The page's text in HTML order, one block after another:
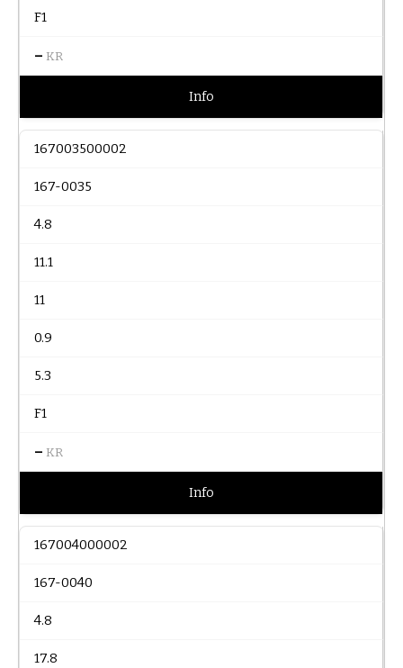
F1
– KR
Info
167003500002
167-0035
4.8
11.1
11
0.9
5.3
F1
– KR
Info
167004000002
167-0040
4.8
17.8